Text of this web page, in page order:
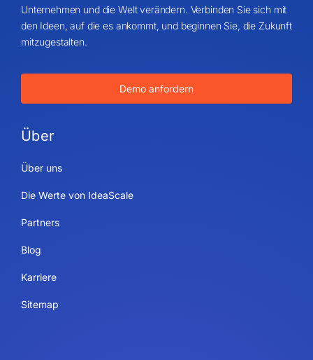
Unternehmen und die Welt verändern. Verbinden Sie sich mit
den Ideen, auf die es ankommt, und beginnen Sie, die Zukunft
mitzugestalten.
Demo anfordern
Über
Über uns
Die Werte von IdeaScale
Partners
Blog
Karriere
Sitemap